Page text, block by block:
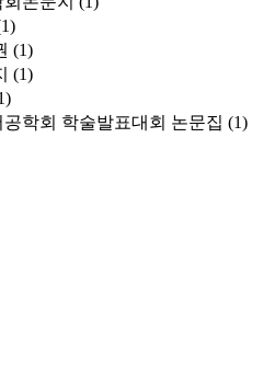
(1)
(1)
학회 학술발표대회 논문집 (1)